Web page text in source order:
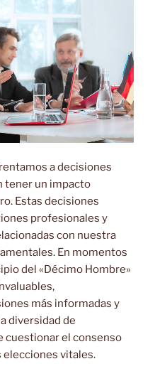
a decisiones
tener un impacto
Estas decisiones
profesionales y
con nuestra
En momentos
del «Décimo Hombre»
más informadas y
diversidad de
cuestionar el consenso
vitales.